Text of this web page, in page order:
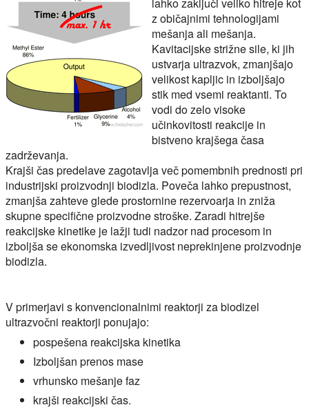
lahko zaključi veliko hitreje kot
z običajnimi tehnologijami
mešanja ali mešanja.
Kavitacijske strižne sile, ki jih
ustvarja ultrazvok, zmanjšajo
velikost kapljic in izboljšajo
stik med vsemi reaktanti. To
vodi do zelo visoke
učinkovitosti reakcije in
bistveno krajšega časa
zadrževanja.
Krajši čas predelave zagotavlja več pomembnih prednosti pri
industrijski proizvodnji biodizla. Poveča lahko prepustnost,
zmanjša zahteve glede prostornine rezervoarja in zniža
skupne specifične proizvodne stroške. Zaradi hitrejše
reakcijske kinetike je lažji tudi nadzor nad procesom in
izboljša se ekonomska izvedljivost neprekinjene proizvodnje
biodizla.
V primerjavi s konvencionalnimi reaktorji za biodizel
ultrazvočni reaktorji ponujajo:
pospešena reakcijska kinetika
Izboljšan prenos mase
vrhunsko mešanje faz
krajši reakcijski čas.